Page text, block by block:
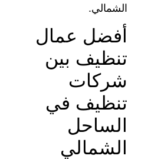
الشمالي.
أفضل عمال
تنظيف بين
شركات
تنظيف في
الساحل
الشمالي